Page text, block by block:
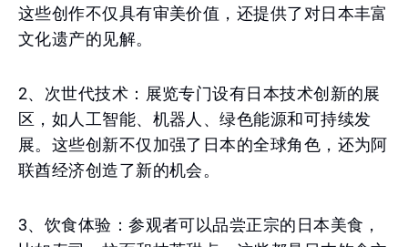
这些创作不仅具有审美价值，还提供了对日本丰富
文化遗产的见解。
2、次世代技术：展览专门设有日本技术创新的展
区，如人工智能、机器人、绿色能源和可持续发
展。这些创新不仅加强了日本的全球角色，还为阿
联酋经济创造了新的机会。
3、饮食体验：参观者可以品尝正宗的日本美食，